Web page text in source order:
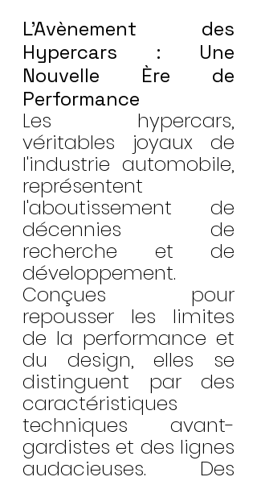
L'Avènement des
Hypercars : Une
Nouvelle Ère de
Performance
Les hypercars,
véritables joyaux de
l'industrie automobile,
représentent
l'aboutissement de
décennies de
recherche et de
développement.
Conçues pour
repousser les limites
de la performance et
du design, elles se
distinguent par des
caractéristiques
techniques avant-
gardistes et des lignes
audacieuses. Des